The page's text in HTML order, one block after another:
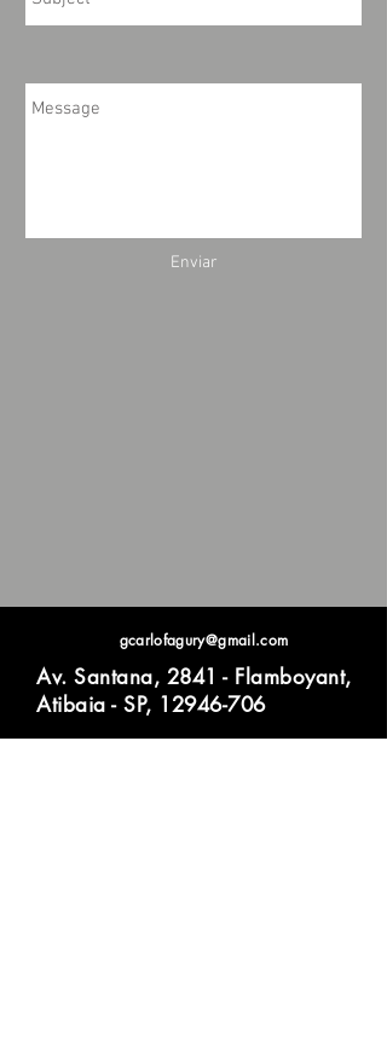
Enviar
gcarlofagury@gmail.com
Av. Santana, 2841 - Flamboyant,
Atibaia - SP, 12946-706